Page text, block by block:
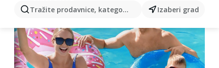
Tražite prodavnice, kategorije, proizvode...Izaberi grad